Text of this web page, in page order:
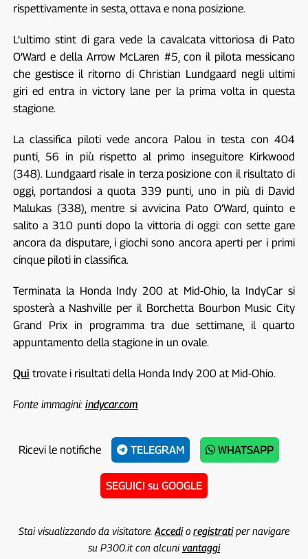
rispettivamente in sesta, ottava e nona posizione.
L’ultimo stint di gara vede la cavalcata vittoriosa di Pato
O’Ward e della Arrow McLaren #5, con il pilota messicano
che gestisce il ritorno di Christian Lundgaard negli ultimi
giri ed entra in victory lane per la prima volta in questa
stagione.
La classifica piloti vede ancora Palou in testa con 404
punti, 56 in più rispetto al primo inseguitore Kirkwood
(348). Lundgaard risale in terza posizione con il risultato di
oggi, portandosi a quota 339 punti, uno in più di David
Malukas (338), mentre si avvicina Pato O’Ward, quinto e
salito a 310 punti dopo la vittoria di oggi: con sette gare
ancora da disputare, i giochi sono ancora aperti per i primi
cinque piloti in classifica.
Terminata la Honda Indy 200 at Mid-Ohio, la IndyCar si
sposterà a Nashville per il Borchetta Bourbon Music City
Grand Prix in programma tra due settimane, il quarto
appuntamento della stagione in un ovale.
Qui trovate i risultati della Honda Indy 200 at Mid-Ohio.
Fonte immagini: indycar.com
Ricevi le notifiche TELEGRAM WHATSAPP
SEGUICI su GOOGLE
Stai visualizzando da visitatore. Accedio registratiper navigare
su P300.it con alcunivantaggi